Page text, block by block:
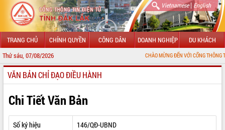
Vietnamese| English
TRANG CHỦ CHÍNH QUYỀN CÔNG DÂN DOANH NGHIỆP DU KHÁCH
Thứ sáu, 07/08/2026 CHÀO MỪNG ĐẾN VỚI CỔNG THÔNG TIN ĐIỆN TỬ
GIỚI THIỆU
LÃNH ĐẠO UBND TỈNH
TIN TỨC SỰ KIỆN
VĂN BẢN CHỈ ĐẠO ĐIỀU HÀNH
Chi Tiết Văn Bản
Số ký hiệu
146/QĐ-UBND